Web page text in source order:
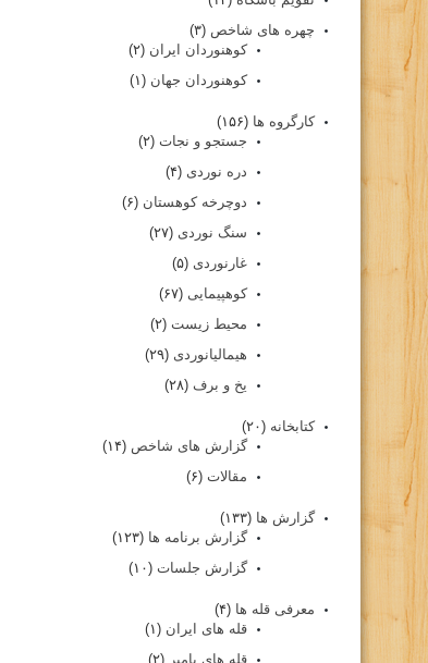
چهره های شاخص (۳)
کوهنوردان ایران (۲)
کوهنوردان جهان (۱)
کارگروه ها (۱۵۶)
جستجو و نجات (۲)
دره نوردی (۴)
دوچرخه کوهستان (۶)
سنگ نوردی (۲۷)
غارنوردی (۵)
کوهپیمایی (۶۷)
محیط زیست (۲)
هیمالیانوردی (۲۹)
یخ و برف (۲۸)
کتابخانه (۲۰)
گزارش های شاخص (۱۴)
مقالات (۶)
گزارش ها (۱۳۳)
گزارش برنامه ها (۱۲۳)
گزارش جلسات (۱۰)
معرفی قله ها (۴)
قله های ایران (۱)
قله های پامیر (۲)